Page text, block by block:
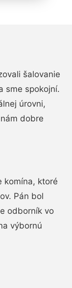
šalovanie
sme spokojní.
úrovni,
dobre
komína, ktoré
Pán bol
odborník vo
výbornú